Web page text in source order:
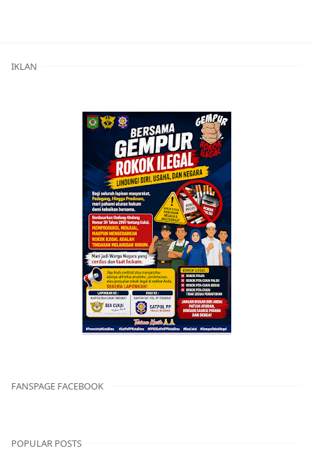
IKLAN
FANSPAGE FACEBOOK
POPULAR POSTS